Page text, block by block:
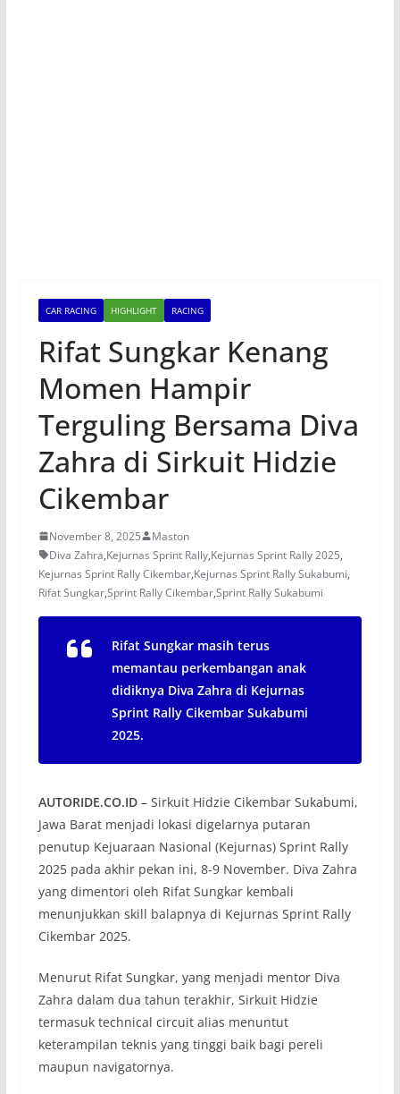
CAR RACING HIGHLIGHT RACING
Rifat Sungkar Kenang
Momen Hampir
Terguling Bersama Diva
Zahra di Sirkuit Hidzie
Cikembar
November 8, 2025
Maston
Diva Zahra,Kejurnas Sprint Rally,Kejurnas Sprint Rally 2025,
Kejurnas Sprint Rally Cikembar,Kejurnas Sprint Rally Sukabumi,
Rifat Sungkar,Sprint Rally Cikembar,Sprint Rally Sukabumi
Rifat Sungkar masih terus
memantau perkembangan anak
didiknya Diva Zahra di Kejurnas
Sprint Rally Cikembar Sukabumi
2025.
AUTORIDE.CO.ID– Sirkuit Hidzie Cikembar Sukabumi,
Jawa Barat menjadi lokasi digelarnya putaran
penutup Kejuaraan Nasional (Kejurnas) Sprint Rally
2025 pada akhir pekan ini, 8-9 November. Diva Zahra
yang dimentori oleh Rifat Sungkar kembali
menunjukkan skill balapnya di Kejurnas Sprint Rally
Cikembar 2025.
Menurut Rifat Sungkar, yang menjadi mentor Diva
Zahra dalam dua tahun terakhir, Sirkuit Hidzie
termasuk technical circuit alias menuntut
keterampilan teknis yang tinggi baik bagi pereli
maupun navigatornya.